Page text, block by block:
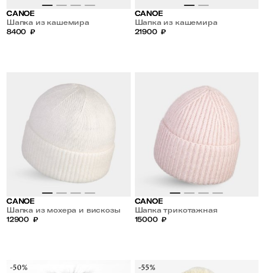
CANOE
Шапка из кашемира
8400 ₽
CANOE
Шапка из кашемира
21900 ₽
CANOE
Шапка из мохера и вискозы
12900 ₽
CANOE
Шапка трикотажная
15000 ₽
-50% -55%